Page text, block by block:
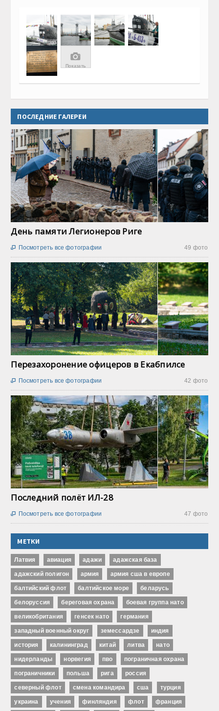
📷
Показать
ПОСЛЕДНИЕ ГАЛЕРЕИ
День памяти Легионеров Риге
49 фото
 Посмотреть все фотографии
Перезахоронение офицеров в Екабпилсе
42 фото
 Посмотреть все фотографии
Последний полёт ИЛ-28
47 фото
 Посмотреть все фотографии
МЕТКИ
Латвия авиация адажи адажская база
адажский полигон армия армия сша в европе
балтийский флот балтийское море беларусь
белоруссия береговая охрана боевая группа нато
великобритания генсек нато германия
западный военный округ земессардзе индия
история калининград китай литва нато
нидерланды норвегия пво пограничная охрана
пограничники польша рига россия
северный флот смена командира сша турция
украина учения финляндия флот франция